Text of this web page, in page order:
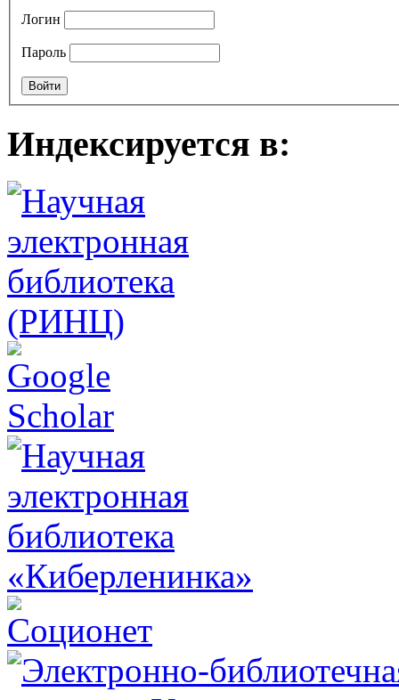
Логин
Пароль
Индексируется в: